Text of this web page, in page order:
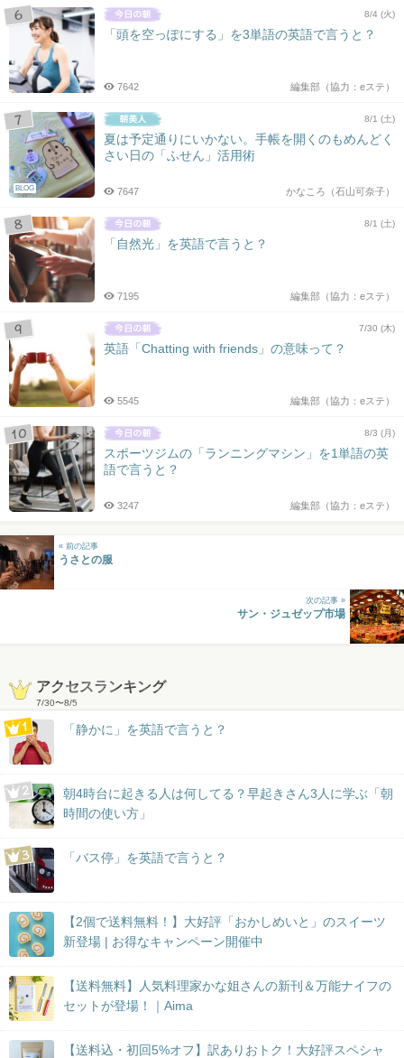
8/4 (火)
「頭を空っぽにする」を3単語の英語で言うと？
編集部（協力：eステ）
7642
BLOG
8/1 (土)
夏は予定通りにいかない。手帳を開くのもめんどく
さい日の「ふせん」活用術
かなころ（石山可奈子）
7647
8/1 (土)
「自然光」を英語で言うと？
編集部（協力：eステ）
7195
7/30 (木)
英語「Chatting with friends」の意味って？
編集部（協力：eステ）
5545
8/3 (月)
スポーツジムの「ランニングマシン」を1単語の英
語で言うと？
編集部（協力：eステ）
3247
« 前の記事
うさとの服
次の記事 »
サン・ジュゼップ市場
アクセスランキング
7/30〜8/5
「静かに」を英語で言うと？
朝4時台に起きる人は何してる？早起きさん3人に学ぶ「朝
時間の使い方」
「バス停」を英語で言うと？
【2個で送料無料！】大好評「おかしめいと」のスイーツ
新登場 | お得なキャンペーン開催中
【送料無料】人気料理家かな姐さんの新刊＆万能ナイフの
セットが登場！｜Aima
【送料込・初回5%オフ】訳ありおトク！大好評スペシャ